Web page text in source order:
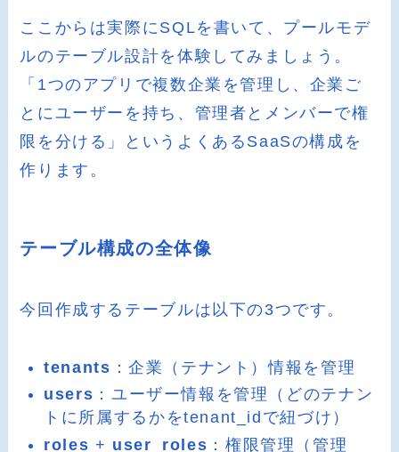
ここからは実際にSQLを書いて、プールモデ
ルのテーブル設計を体験してみましょう。
「1つのアプリで複数企業を管理し、企業ご
とにユーザーを持ち、管理者とメンバーで権
限を分ける」というよくあるSaaSの構成を
作ります。
テーブル構成の全体像
今回作成するテーブルは以下の3つです。
tenants ：企業（テナント）情報を管理
users ：ユーザー情報を管理（どのテナン
トに所属するかをtenant_idで紐づけ）
roles + user_roles ：権限管理（管理